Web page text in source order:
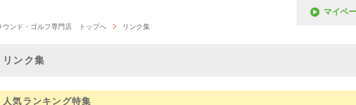
マイペ
ウンド・ゴルフ専門店 トップへ リンク集
リンク集
人気ランキング特集